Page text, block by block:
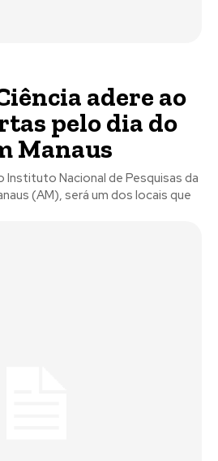
adere ao
pelo dia do
Manaus
Instituto Nacional de Pesquisas da
(AM), será um dos locais que